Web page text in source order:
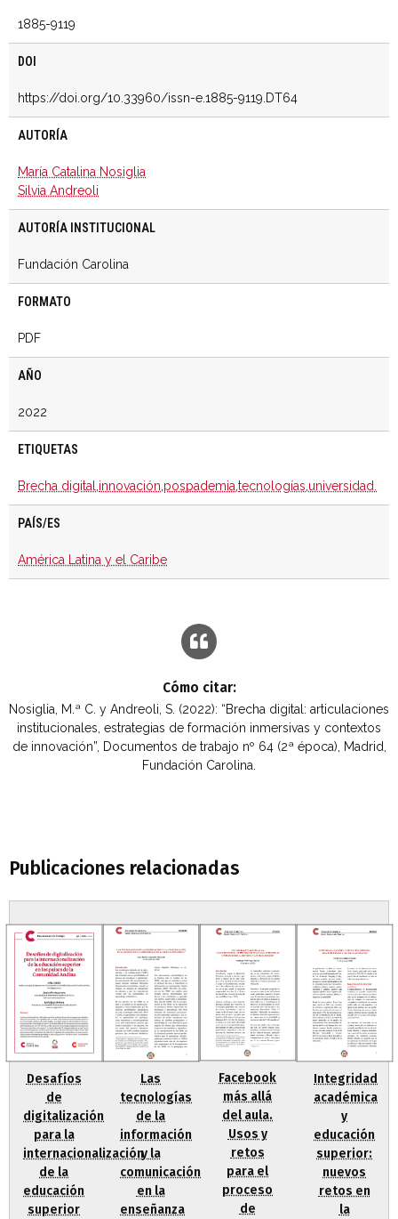
1885-9119
DOI
https://doi.org/10.33960/issn-e.1885-9119.DT64
AUTORÍA
María Catalina Nosiglia
Silvia Andreoli
AUTORÍA INSTITUCIONAL
Fundación Carolina
FORMATO
PDF
AÑO
2022
ETIQUETAS
Brecha digital,innovación,pospademia,tecnologías,universidad.
PAÍS/ES
América Latina y el Caribe
Cómo citar:
Nosiglia, M.ª C. y Andreoli, S. (2022): “Brecha digital: articulaciones
institucionales, estrategias de formación inmersivas y contextos
de innovación”, Documentos de trabajo nº 64 (2ª época), Madrid,
Fundación Carolina.
Publicaciones relacionadas
Desafíos
de
digitalización
para la
internacionalización
de la
educación
superior
Las
tecnologías
de la
información
y la
comunicación
en la
enseñanza
Facebook
más allá
del aula.
Usos y
retos
para el
proceso
de
Integridad
académica
y
educación
superior:
nuevos
retos en
la